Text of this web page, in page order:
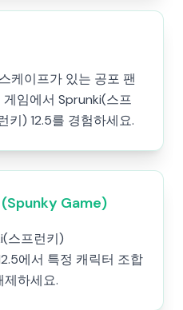
케이프가 있는 공포 팬
임에서 Sprunki(스프
키) 12.5를 경험하세요.
Game)
스프런키)
에서 특정 캐릭터 조합
제하세요.